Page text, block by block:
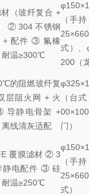
（玻纤复合 +
② 304 不锈钢
+ 配件 ③ 氟橡
温≥300℃
（手
式）、
200（
的阻燃玻纤复
层阻火网 + 火
导静电骨架 +
线清灰适配
（台
门）
覆膜滤材 ② 3
静电配件 ③ 硅
温≥250℃
（手
式）